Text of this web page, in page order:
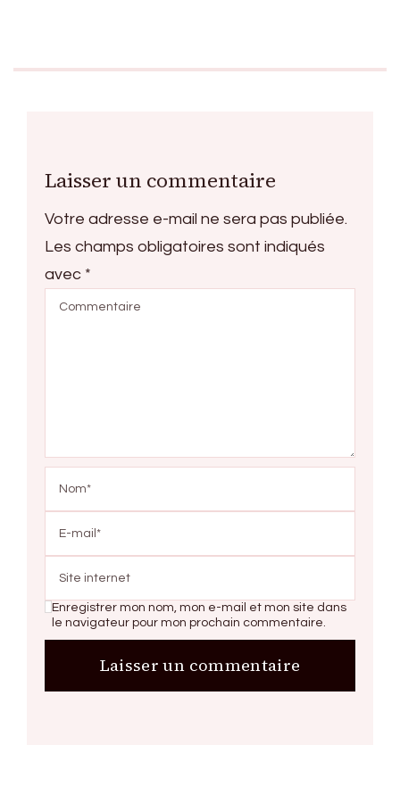
Laisser un commentaire
Votre adresse e-mail ne sera pas publiée.
Les champs obligatoires sont indiqués
avec *
Enregistrer mon nom, mon e-mail et mon site dans
le navigateur pour mon prochain commentaire.